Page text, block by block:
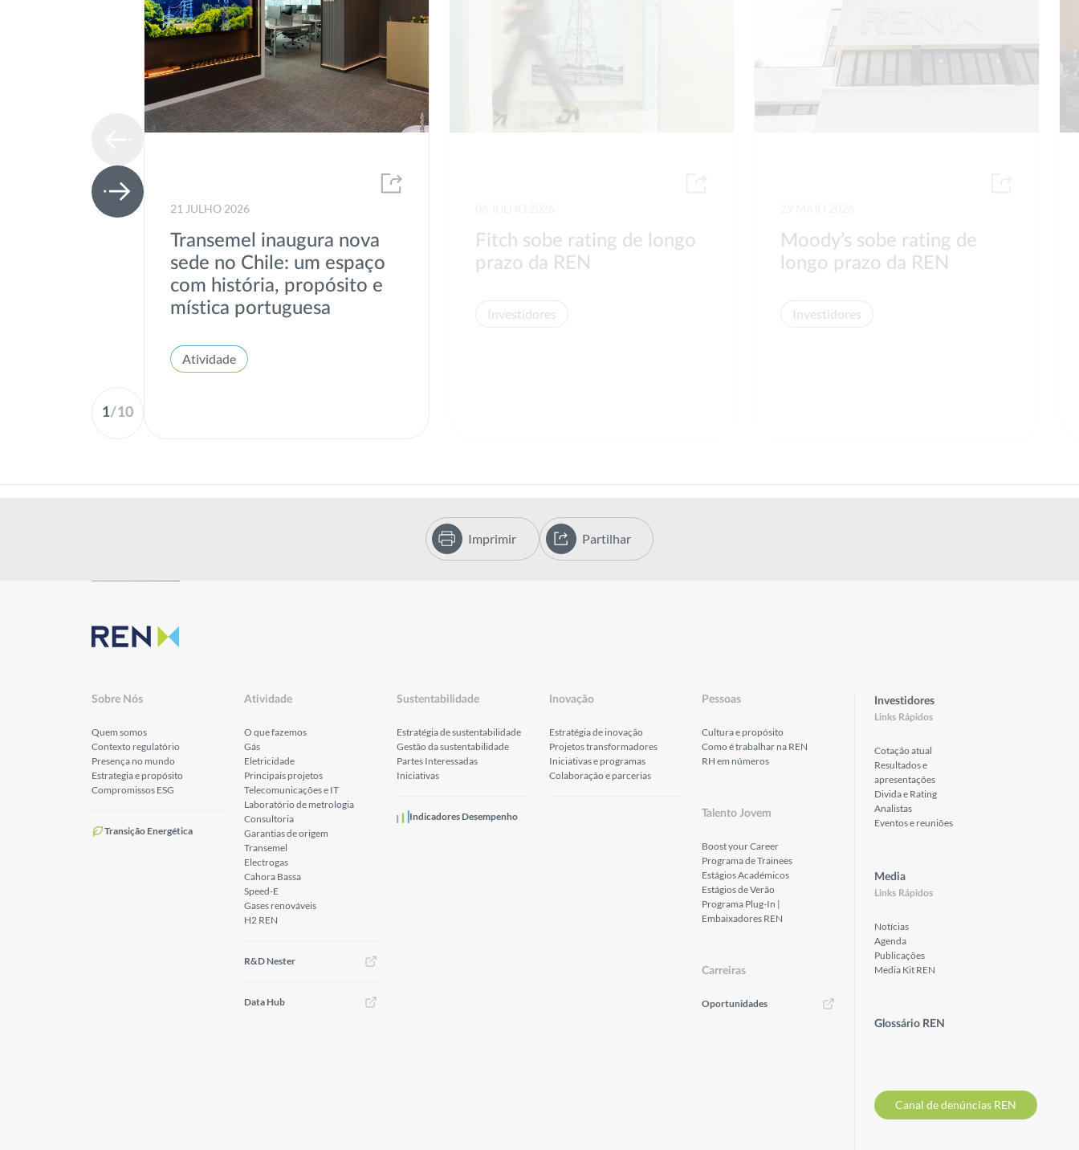
1/10
21 JULHO 2026
Transemel inaugura nova
sede no Chile: um espaço
com história, propósito e
mística portuguesa
Atividade
Fitch sobe rating de longo
prazo da REN
Investidores
Moody’s sobe rating de
longo prazo da REN
Investidores
Imprimir Partilhar
Sobre Nós
Quem somos
Contexto regulatório
Presença no mundo
Estrategia e propósito
Compromissos ESG
Transição Energética
Atividade
O que fazemos
Gás
Eletricidade
Principais projetos
Telecomunicações e IT
Laboratório de metrologia
Consultoria
Garantias de origem
Transemel
Electrogas
Cahora Bassa
Speed-E
Gases renováveis
H2 REN
R&D Nester
Data Hub
Sustentabilidade
Estratégia de sustentabilidade
Gestão da sustentabilidade
Partes Interessadas
Iniciativas
Indicadores Desempenho
Inovação
Estratégia de inovação
Projetos transformadores
Iniciativas e programas
Colaboração e parcerias
Pessoas
Cultura e propósito
Como é trabalhar na REN
RH em números
Talento Jovem
Boost your Career
Programa de Trainees
Estágios Académicos
Estágios de Verão
Programa Plug-In |
Embaixadores REN
Carreiras
Oportunidades
Investidores
Links Rápidos
Cotação atual
Resultados e
apresentações
Divida e Rating
Analistas
Eventos e reuniões
Media
Links Rápidos
Notícias
Agenda
Publicações
Media Kit REN
Glossário REN
Canal de denúncias REN